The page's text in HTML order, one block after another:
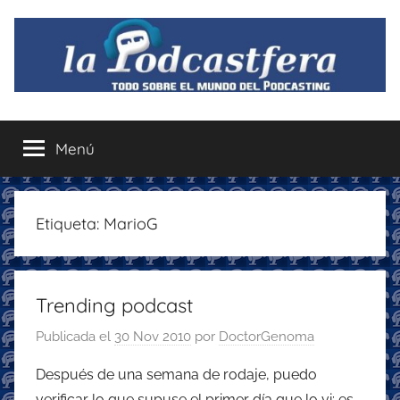
contenido
La
Podcastfera
el
mundo
del
podcasting
recomendaciones
disfrutar
podcastfera
Menú
Etiqueta: MarioG
Trending podcast
Publicada el 30 Nov 2010 por DoctorGenoma
Después de una semana de rodaje, puedo